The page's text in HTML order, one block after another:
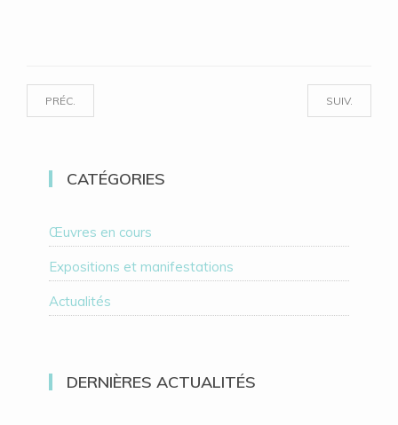
SUIV.
PRÉC.
CATÉGORIES
Œuvres en cours
Expositions et manifestations
Actualités
DERNIÈRES ACTUALITÉS